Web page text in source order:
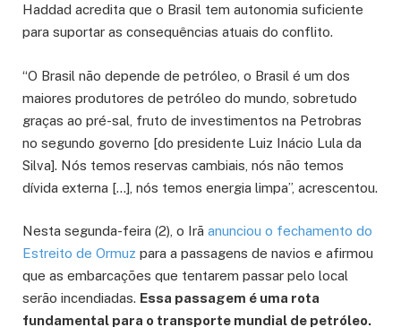
Haddad acredita que o Brasil tem autonomia suficiente
para suportar as consequências atuais do conflito.
“O Brasil não depende de petróleo, o Brasil é um dos
maiores produtores de petróleo do mundo, sobretudo
graças ao pré-sal, fruto de investimentos na Petrobras
no segundo governo [do presidente Luiz Inácio Lula da
Silva]. Nós temos reservas cambiais, nós não temos
dívida externa […], nós temos energia limpa”, acrescentou.
Nesta segunda-feira (2), o Irã anunciou o fechamento do
Estreito de Ormuz para a passagens de navios e afirmou
que as embarcações que tentarem passar pelo local
serão incendiadas. Essa passagem é uma rota
fundamental para o transporte mundial de petróleo.